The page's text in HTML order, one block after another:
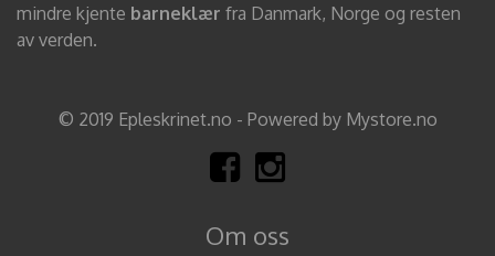
mindre kjente barneklær fra Danmark, Norge og resten
av verden.
© 2019 Epleskrinet.no - Powered by Mystore.no
Om oss